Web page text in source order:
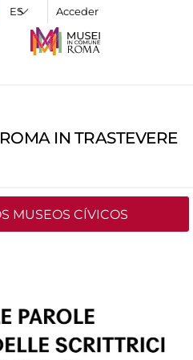
Acceder
IN TRASTEVERE
MUSEOS CÍVICOS